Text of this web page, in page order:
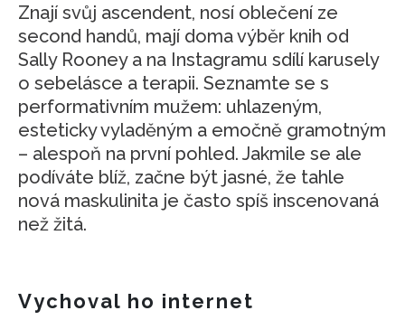
Znají svůj ascendent, nosí oblečení ze
second handů, mají doma výběr knih od
Sally Rooney a na Instagramu sdílí karusely
o sebelásce a terapii. Seznamte se s
performativním mužem: uhlazeným,
esteticky vyladěným a emočně gramotným
– alespoň na první pohled. Jakmile se ale
podíváte blíž, začne být jasné, že tahle
nová maskulinita je často spíš inscenovaná
než žitá.
Vychoval ho internet